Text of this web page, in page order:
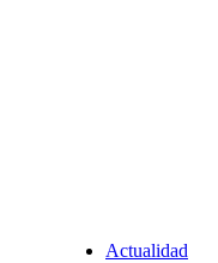
Actualidad